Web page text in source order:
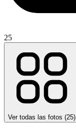
25
Ver todas las fotos (25)